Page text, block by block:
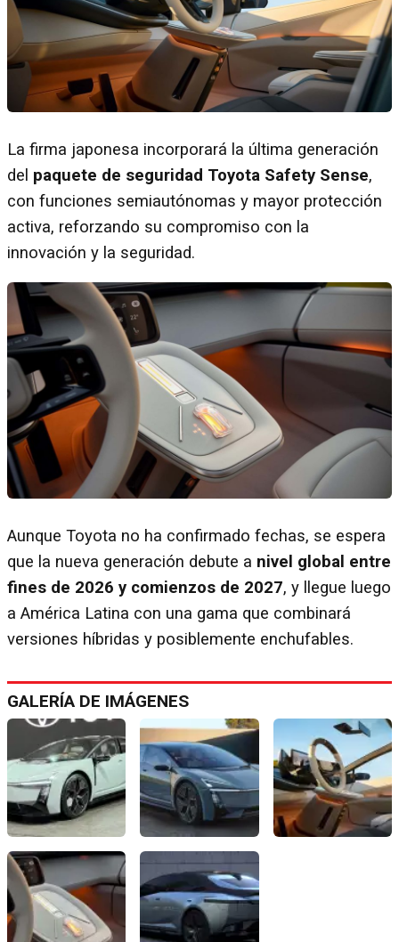
La firma japonesa incorporará la última generación
del paquete de seguridad Toyota Safety Sense,
con funciones semiautónomas y mayor protección
activa, reforzando su compromiso con la
innovación y la seguridad.
Aunque Toyota no ha confirmado fechas, se espera
que la nueva generación debute a nivel global entre
fines de 2026 y comienzos de 2027, y llegue luego
a América Latina con una gama que combinará
versiones híbridas y posiblemente enchufables.
GALERÍA DE IMÁGENES